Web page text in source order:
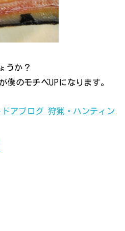
うか？
僕のモチベUPになります。